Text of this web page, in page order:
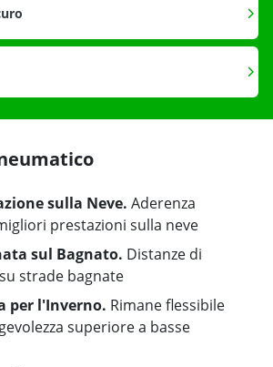
sulla Neve. Aderenza
prestazioni sulla neve
sul Bagnato. Distanze di
strade bagnate
per l'Inverno. Rimane flessibile
superiore a basse